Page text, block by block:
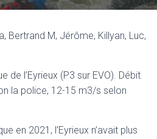
Bertrand M, Jérôme, Killyan, Luc,
de l’Eyrieux (P3 sur EVO). Débit
la police, 12-15 m3/s selon
en 2021, l’Eyrieux n’avait plus